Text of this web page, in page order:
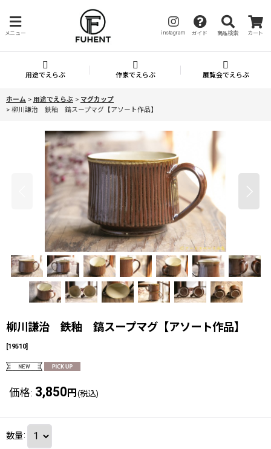
メニュー instagram ガイド 商品検索 カート
用途でえらぶ 作家でえらぶ 展覧会でえらぶ
ホーム > 用途でえらぶ > マグカップ
> 柳川謙治 鉄釉 鎬スープマグ【アソート作品】
柳川謙治 鉄釉 鎬スープマグ【アソート作品】
[19510]
価格: 3,850 円 (税込)
数量: